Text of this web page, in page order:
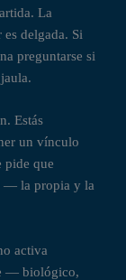
La
delgada. Si
preguntarse si
Estás
un vínculo
pide que
— la propia y la
activa
— biológico,